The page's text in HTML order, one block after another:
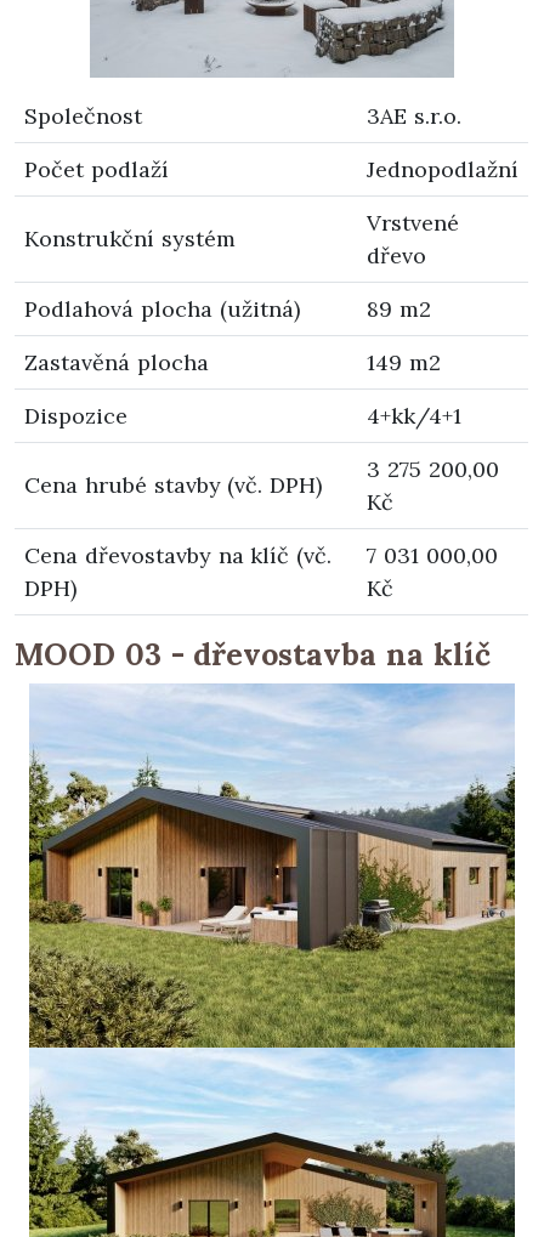
Společnost
3AE s.r.o.
Počet podlaží
Jednopodlažní
Konstrukční systém
Vrstvené
dřevo
Podlahová plocha (užitná)
89 m2
Zastavěná plocha
149 m2
Dispozice
4+kk/4+1
Cena hrubé stavby (vč. DPH)
3 275 200,00
Kč
Cena dřevostavby na klíč (vč.
DPH)
7 031 000,00
Kč
MOOD 03 - dřevostavba na klíč